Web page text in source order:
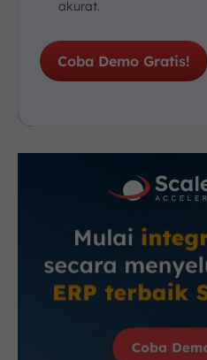
akurat.
Coba Demo Gratis!